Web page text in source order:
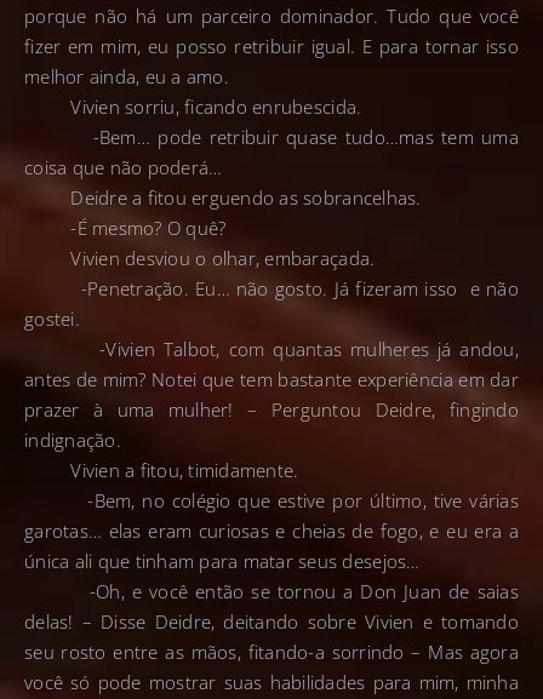
porque não há um parceiro dominador. Tudo que você
fizer em mim, eu posso retribuir igual. E para tornar isso
melhor ainda, eu a amo.
Vivien sorriu, ficando enrubescida.
-Bem… pode retribuir quase tudo…mas tem uma
coisa que não poderá…
Deidre a fitou erguendo as sobrancelhas.
-É mesmo? O quê?
Vivien desviou o olhar, embaraçada.
-Penetração. Eu… não gosto. Já fizeram isso e não
gostei.
-Vivien Talbot, com quantas mulheres já andou,
antes de mim? Notei que tem bastante experiência em dar
prazer à uma mulher! – Perguntou Deidre, fingindo
indignação.
Vivien a fitou, timidamente.
-Bem, no colégio que estive por último, tive várias
garotas… elas eram curiosas e cheias de fogo, e eu era a
única ali que tinham para matar seus desejos…
-Oh, e você então se tornou a Don Juan de saias
delas! – Disse Deidre, deitando sobre Vivien e tomando
seu rosto entre as mãos, fitando-a sorrindo – Mas agora
você só pode mostrar suas habilidades para mim, minha